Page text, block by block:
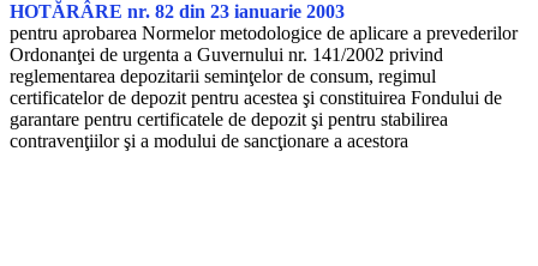
HOTĂRÂRE nr. 82 din 23 ianuarie 2003
pentru aprobarea Normelor metodologice de aplicare a prevederilor
Ordonanţei de urgenta a Guvernului nr. 141/2002 privind
reglementarea depozitarii seminţelor de consum, regimul
certificatelor de depozit pentru acestea şi constituirea Fondului de
garantare pentru certificatele de depozit şi pentru stabilirea
contravenţiilor şi a modului de sancţionare a acestora